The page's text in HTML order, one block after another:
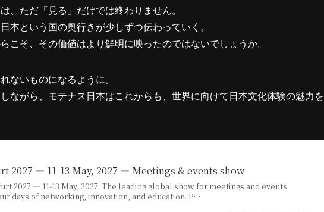
、ただ「見る」だけでは終わりません。
本という国の奥行きが少しずつ伝わっていく。
こそ、その価値はより鮮明に映ったのではないでしょうか。
ないものになるように。
ながら、モテナス日本はこれからも、世界に向けて日本文化体験の魅力を
2027 — 11-13 May, 2027 — Meetings & events show
2027 — 11-13 May, 2027. The leading global show for meetings and events
days of networking, innovation, and education. P…